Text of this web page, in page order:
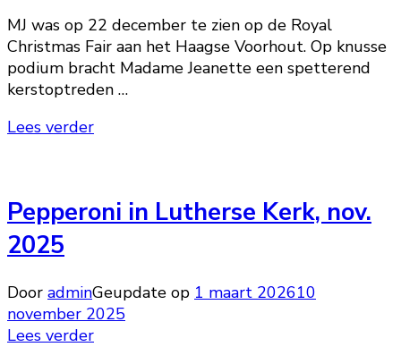
MJ was op 22 december te zien op de Royal
Christmas Fair aan het Haagse Voorhout. Op knusse
podium bracht Madame Jeanette een spetterend
kerstoptreden …
Lees verder
Pepperoni in Lutherse Kerk, nov.
2025
Door adminGeupdate op 1 maart 202610
november 2025
Lees verder